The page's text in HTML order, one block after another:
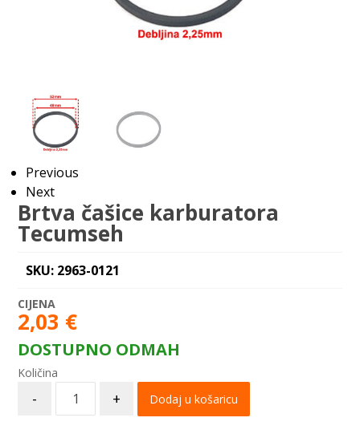
Previous
Next
Brtva čašice karburatora
Tecumseh
SKU: 2963-0121
2,03 €
DOSTUPNO ODMAH
- + Dodaj u košaricu